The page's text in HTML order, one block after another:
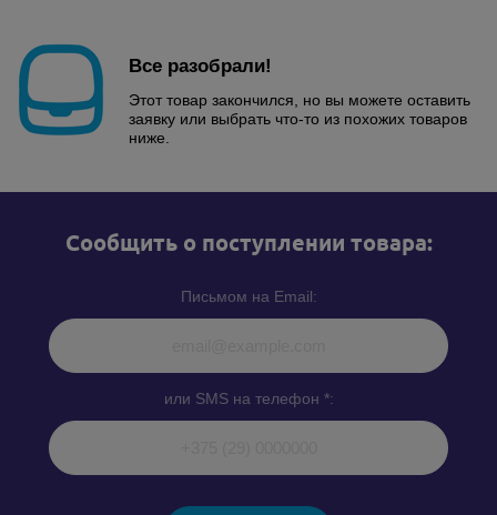
Все разобрали!
Этот товар закончился, но вы можете оставить
заявку или выбрать что-то из похожих товаров
ниже.
Cообщить о поступлении товара:
Письмом на Email:
или SMS на телефон *: